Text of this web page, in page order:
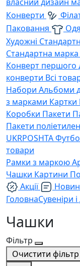
власний дизайн
Конверти
Паковання
Художні
Стандартна марка
Конверт першого
конверти Всі
Набори Альбоми
з марками Картки
Коробки Пакети
Пакети
UKRPOSHTA
товари
Рамки з маркою
Чашки Картини
Акції
ГоловнаСувеніри
Чашки
Фільтр
Очистити фільтр